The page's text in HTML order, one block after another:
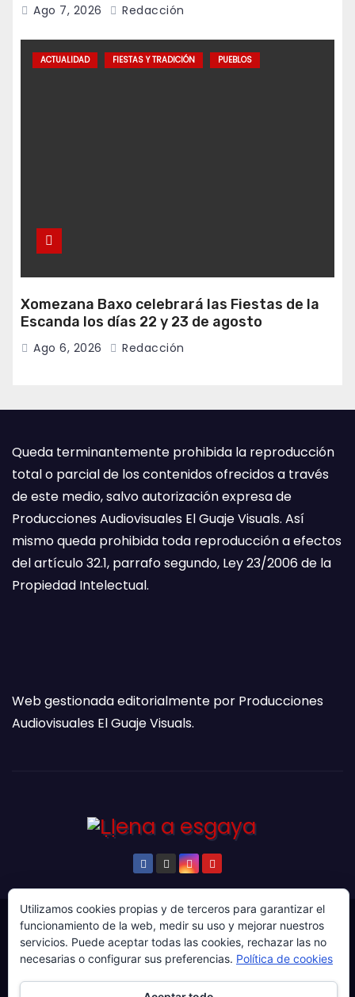
Ago 7, 2026 Redacción
ACTUALIDAD FIESTAS Y TRADICIÓN PUEBLOS
Xomezana Baxo celebrará las Fiestas de la
Escanda los días 22 y 23 de agosto
Ago 6, 2026 Redacción
Queda terminantemente prohibida la reproducción
total o parcial de los contenidos ofrecidos a través
de este medio, salvo autorización expresa de
Producciones Audiovisuales El Guaje Visuals. Así
mismo queda prohibida toda reproducción a efectos
del artículo 32.1, parrafo segundo, Ley 23/2006 de la
Propiedad Intelectual.
Web gestionada editorialmente por Producciones
Audiovisuales El Guaje Visuals.
© Copyright 2024. Todos los derechos reservados.
Web gestionada por Producciones Audiovisuales El
Utilizamos cookies propias y de terceros para garantizar el
funcionamiento de la web, medir su uso y mejorar nuestros
servicios. Puede aceptar todas las cookies, rechazar las no
necesarias o configurar sus preferencias. Política de cookies